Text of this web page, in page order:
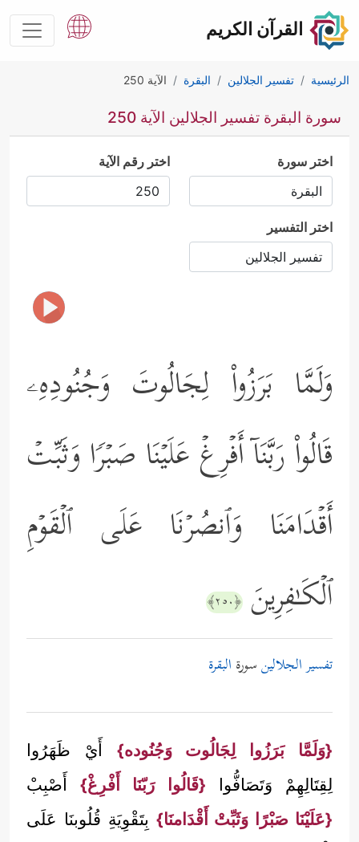
القرآن الكريم
الرئيسية تفسير الجلالين البقرة الآية 250
سورة البقرة تفسير الجلالين الآية 250
اختر سورة اختر رقم الآية
اختر التفسير
وَلَمَّا بَرَزُواْ لِجَالُوتَ وَجُنُودِهِۦ
قَالُواْ رَبَّنَاۤ أَفۡرِغۡ عَلَیۡنَا صَبۡرࣰا وَثَبِّتۡ
أَقۡدَامَنَا وَٱنصُرۡنَا عَلَى ٱلۡقَوۡمِ
ٱلۡكَـٰفِرِینَ ﴿٢٥٠﴾
تفسير الجلالينسورة البقرة
{وَلَمَّا بَرَزُوا لِجَالُوت وَجُنُوده} أَيْ ظَهَرُوا
لِقِتَالِهِمْ وَتَصَافُّوا {قَالُوا رَبّنَا أَفْرِغْ}أَصْبِبْ
{عَلَيْنَا صَبْرًا وَثَبِّتْ أَقْدَامنَا} بِتَقْوِيَةِ قُلُوبنَا عَلَى